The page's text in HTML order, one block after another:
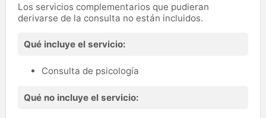
Los servicios complementarios que pudieran
derivarse de la consulta no están incluidos.
Qué incluye el servicio:
Consulta de psicología
Qué no incluye el servicio: